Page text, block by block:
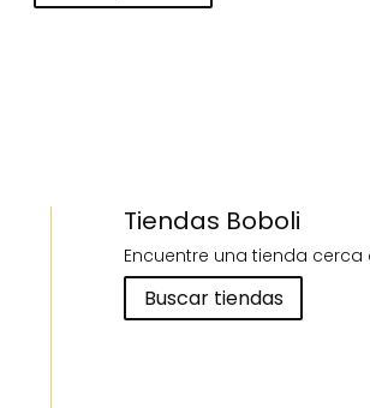
Tiendas Boboli
Encuentre una tienda cerca
Buscar tiendas